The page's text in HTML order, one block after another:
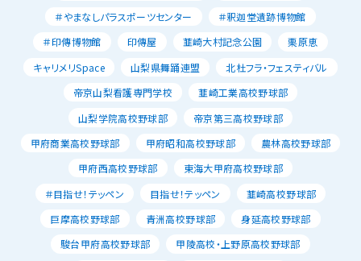
＃やまなしパラスポーツセンター
＃釈迦堂遺跡博物館
＃印傳博物館
印傳屋 韮崎大村記念公園
栗原恵
キャリメリSpace
山梨県舞踊連盟
北杜フラ・フェスティバル
帝京山梨看護専門学校
韮崎工業高校野球部
山梨学院高校野球部
帝京第三高校野球部
甲府商業高校野球部
甲府昭和高校野球部
農林高校野球部
甲府西高校野球部
東海大甲府高校野球部
＃目指せ！テッペン
目指せ！テッペン
韮崎高校野球部
巨摩高校野球部
青洲高校野球部
身延高校野球部
駿台甲府高校野球部
甲陵高校・上野原高校野球部